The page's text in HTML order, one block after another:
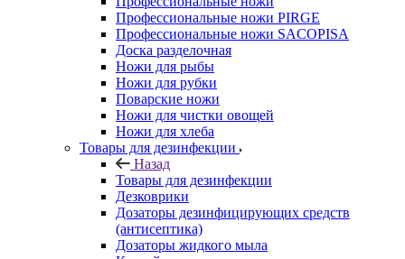
Профессиональные ножи PIRGE
Профессиональные ножи SACOPISA
Доска разделочная
Ножи для рыбы
Ножи для рубки
Поварские ножи
Ножи для чистки овощей
Ножи для хлеба
Товары для дезинфекции
Назад
Товары для дезинфекции
Дезковрики
Дозаторы дезинфицирующих средств
(антисептика)
Дозаторы жидкого мыла